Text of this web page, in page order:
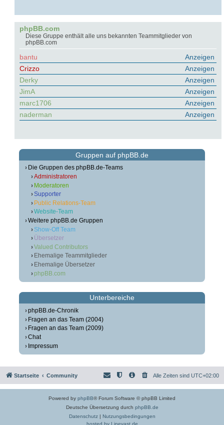
phpBB.com
Diese Gruppe enthält alle uns bekannten Teammitglieder von
phpBB.com
Anzeigen
bantu
Anzeigen
Crizzo
Anzeigen
Derky
Anzeigen
JimA
Anzeigen
marc1706
Anzeigen
naderman
Gruppen auf phpBB.de
Die Gruppen des phpBB.de-Teams
Administratoren
Moderatoren
Supporter
Public Relations-Team
Website-Team
Weitere phpBB.de Gruppen
Show-Off Team
Übersetzer
Valued Contributors
Ehemalige Teammitglieder
Ehemalige Übersetzer
phpBB.com
Unterbereiche
phpBB.de-Chronik
Fragen an das Team (2004)
Fragen an das Team (2009)
Chat
Impressum
Startseite Community Alle Zeiten sind UTC+02:00
Powered by phpBB® Forum Software © phpBB Limited
Deutsche Übersetzung durch phpBB.de
Datenschutz| Nutzungsbedingungen
hosted by Linevast.de